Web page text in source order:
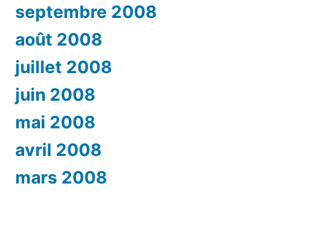
septembre 2008
août 2008
juillet 2008
juin 2008
mai 2008
avril 2008
mars 2008